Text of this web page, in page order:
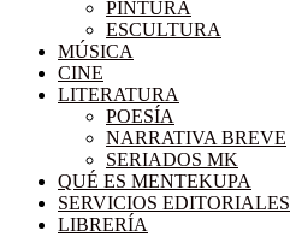
PINTURA
ESCULTURA
MÚSICA
CINE
LITERATURA
POESÍA
NARRATIVA BREVE
SERIADOS MK
QUÉ ES MENTEKUPA
SERVICIOS EDITORIALES
LIBRERÍA